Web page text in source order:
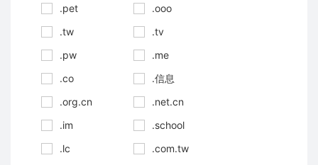
.pet
.ooo
.tw
.tv
.pw
.me
.co
.信息
.org.cn
.net.cn
.im
.school
.lc
.com.tw